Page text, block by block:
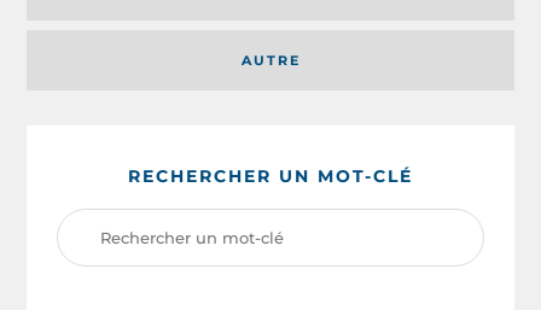
AUTRE
RECHERCHER UN MOT-CLÉ